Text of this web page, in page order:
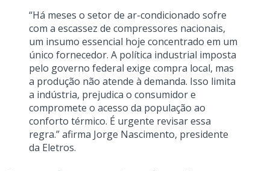
“Há meses o setor de ar-condicionado sofre
com a escassez de compressores nacionais,
um insumo essencial hoje concentrado em um
único fornecedor. A política industrial imposta
pelo governo federal exige compra local, mas
a produção não atende à demanda. Isso limita
a indústria, prejudica o consumidor e
compromete o acesso da população ao
conforto térmico. É urgente revisar essa
regra.” afirma Jorge Nascimento, presidente
da Eletros.